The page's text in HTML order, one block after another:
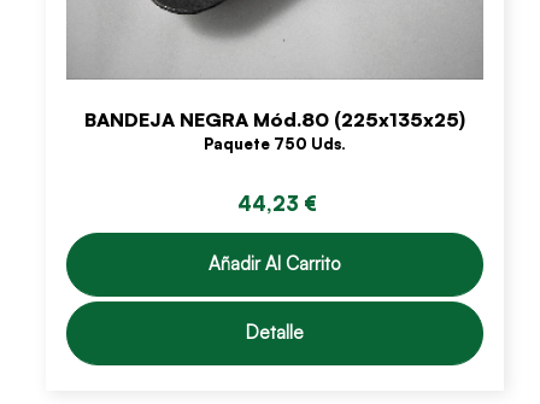
BANDEJA NEGRA Mód.80 (225x135x25)
Paquete 750 Uds.
44,23 €
Añadir Al Carrito
Detalle